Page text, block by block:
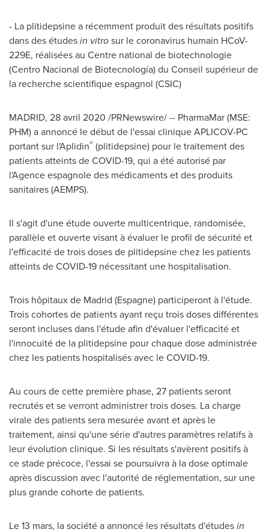
- La plitidepsine a récemment produit des résultats positifs
dans des étudesin vitrosur le coronavirus humain HCoV-
229E, réalisées au Centre national de biotechnologie
(Centro Nacional de Biotecnología) du Conseil supérieur de
la recherche scientifique espagnol (CSIC)
MADRID, 28 avril 2020 /PRNewswire/ -- PharmaMar (MSE:
PHM) a annoncé le début de l'essai clinique APLICOV-PC
portant sur l'Aplidin® (plitidepsine) pour le traitement des
patients atteints de COVID-19, qui a été autorisé par
l'Agence espagnole des médicaments et des produits
sanitaires (AEMPS).
Il s'agit d'une étude ouverte multicentrique, randomisée,
parallèle et ouverte visant à évaluer le profil de sécurité et
l'efficacité de trois doses de plitidepsine chez les patients
atteints de COVID-19 nécessitant une hospitalisation.
Trois hôpitaux de Madrid (Espagne) participeront à l'étude.
Trois cohortes de patients ayant reçu trois doses différentes
seront incluses dans l'étude afin d'évaluer l'efficacité et
l'innocuité de la plitidepsine pour chaque dose administrée
chez les patients hospitalisés avec le COVID-19.
Au cours de cette première phase, 27 patients seront
recrutés et se verront administrer trois doses. La charge
virale des patients sera mesurée avant et après le
traitement, ainsi qu'une série d'autres paramètres relatifs à
leur évolution clinique. Si les résultats s'avèrent positifs à
ce stade précoce, l'essai se poursuivra à la dose optimale
après discussion avec l'autorité de réglementation, sur une
plus grande cohorte de patients.
Le 13 mars, la société a annoncé les résultats d'étudesin